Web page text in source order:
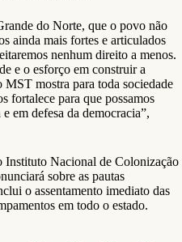
do Norte, que o povo não
ainda mais fortes e articulados
nenhum direito a menos.
e o esforço em construir a
mostra para toda sociedade
fortalece para que possamos
em defesa da democracia”,
Instituto Nacional de Colonização
sobre as pautas
o assentamento imediato das
em todo o estado.